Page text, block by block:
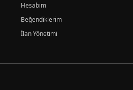
Hesabım
Beğendiklerim
İlan Yönetimi